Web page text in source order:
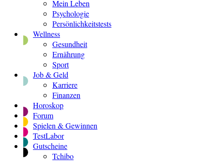
Mein Leben
Psychologie
Persönlichkeitstests
Wellness
Gesundheit
Ernährung
Sport
Job & Geld
Karriere
Finanzen
Horoskop
Forum
Spielen & Gewinnen
TestLabor
Gutscheine
Tchibo